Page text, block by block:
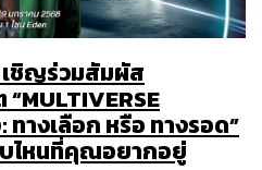
เชิญร่วมสัมผัส
ทางเลือก หรือ ทางรอด”
ไหนที่คุณอยากอยู่